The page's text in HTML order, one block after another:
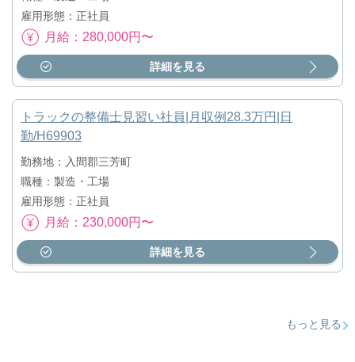
雇用形態：正社員
月給：280,000円〜
詳細を見る
トラックの整備士見習い社員|月収例28.3万円|日
勤/H69903
勤務地：入間郡三芳町
職種：製造・工場
雇用形態：正社員
月給：230,000円〜
詳細を見る
もっと見る